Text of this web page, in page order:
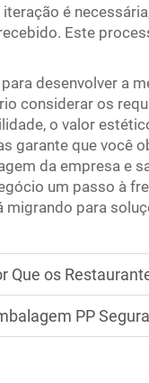
é
Este
para desenvolver a
considerar os
o valor
garante que você
da empresa e
um passo à
migrando para
Que os
PP